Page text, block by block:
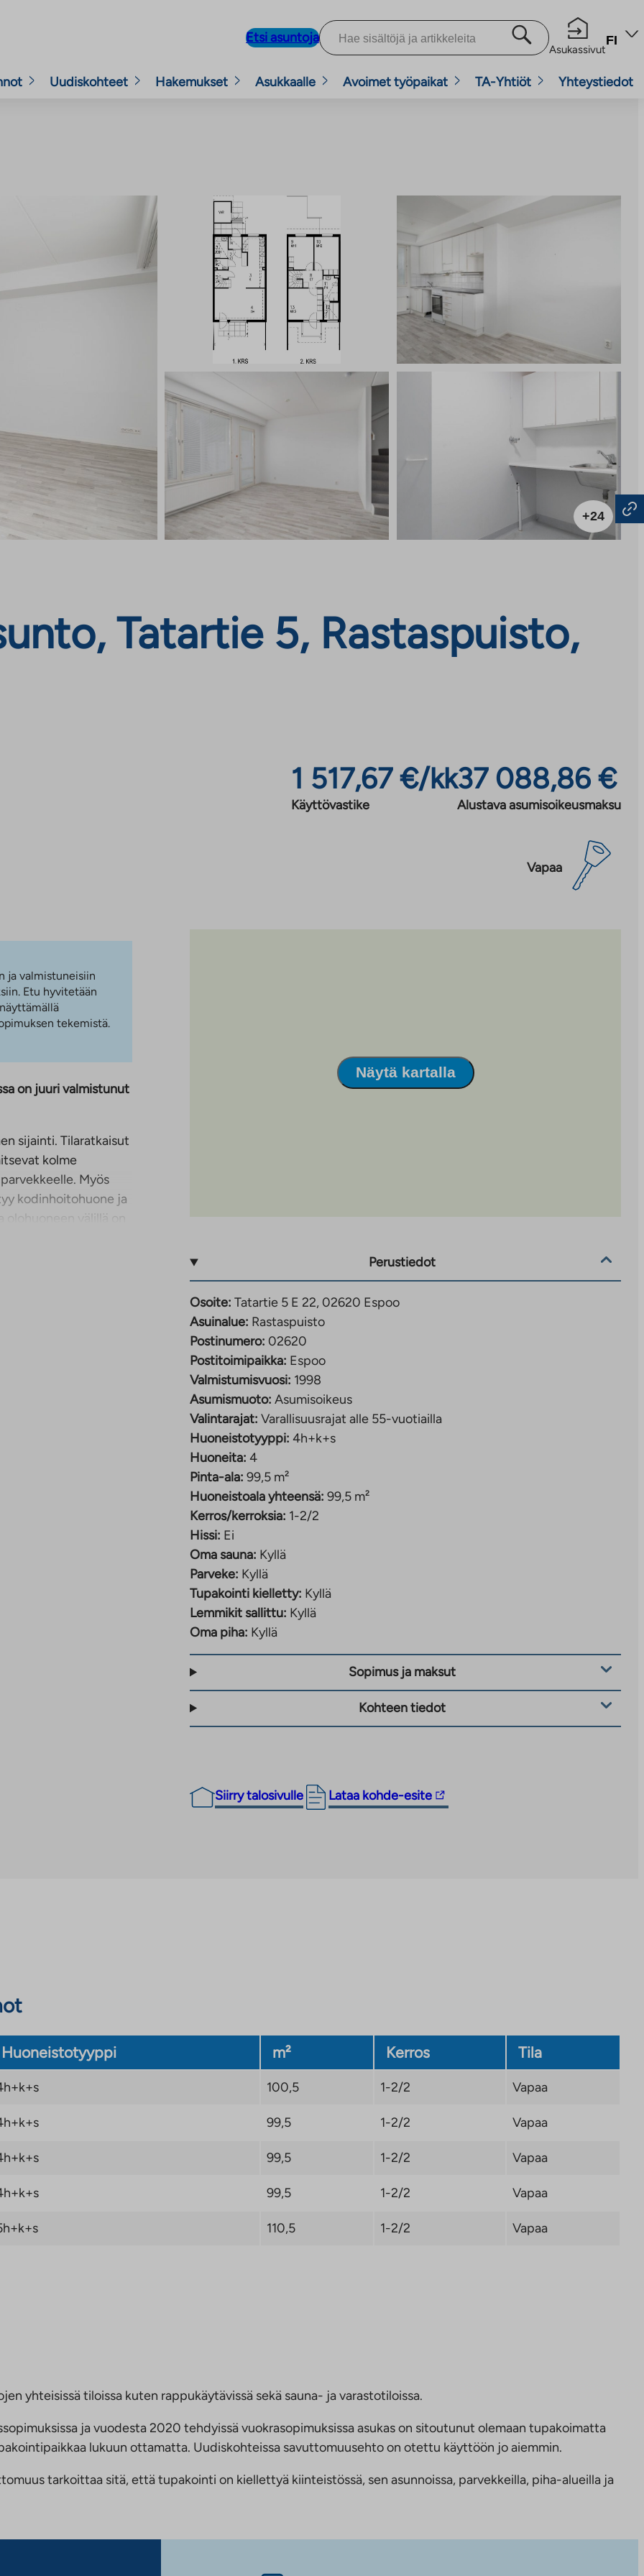
Etsi asuntoja
Asukassivut
FI
Uudiskohteet Hakemukset Asukkaalle Avoimet työpaikat TA-Yhtiöt Yhteystiedot
+24
Tatartie 5, Rastaspuisto,
1 517,67 €/kk
Käyttövastike
37 088,86 €
Alustava asumisoikeusmaksu
Vapaa
ja valmistuneisiin
Etu hyvitetään
tekemistä.
on juuri valmistunut
sijainti. Tilaratkaisut
kolme
Myös
kodinhoitohuone ja
välillä on
keittiön
€/kk
Espoon
lähellä
Leppävaaran
Näytä kartalla
Perustiedot
Osoite: Tatartie 5 E 22, 02620 Espoo
Asuinalue: Rastaspuisto
Postinumero: 02620
Postitoimipaikka: Espoo
Valmistumisvuosi: 1998
Asumismuoto: Asumisoikeus
Valintarajat: Varallisuusrajat alle 55-vuotiailla
Huoneistotyyppi: 4h+k+s
Huoneita: 4
Pinta-ala: 99,5 m²
Huoneistoala yhteensä: 99,5 m²
Kerros/kerroksia: 1-2/2
Hissi: Ei
Oma sauna: Kyllä
Parveke: Kyllä
Tupakointi kielletty: Kyllä
Lemmikit sallittu: Kyllä
Oma piha: Kyllä
Sopimus ja maksut
Kohteen tiedot
Siirry talosivulle Lataa kohde-esite
Linkki
vie
Huoneistotyyppi m² Kerros Tila
100,5 1-2/2 Vapaa
99,5 1-2/2 Vapaa
99,5 1-2/2 Vapaa
99,5 1-2/2 Vapaa
110,5 1-2/2 Vapaa
yhteisissä tiloissa kuten rappukäytävissä sekä sauna- ja varastotiloissa.
ja vuodesta 2020 tehdyissä vuokrasopimuksissa asukas on sitoutunut olemaan tupakoimatta
lukuun ottamatta. Uudiskohteissa savuttomuusehto on otettu käyttöön jo aiemmin.
tarkoittaa sitä, että tupakointi on kiellettyä kiinteistössä, sen asunnoissa, parvekkeilla, piha-alueilla ja